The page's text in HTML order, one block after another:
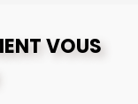
VOUS